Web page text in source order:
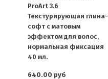
ProArt 3.6
Текстурирующая глина-
софт с матовым
эффектом для волос,
нормальная фиксация
40 мл.
640.00 руб